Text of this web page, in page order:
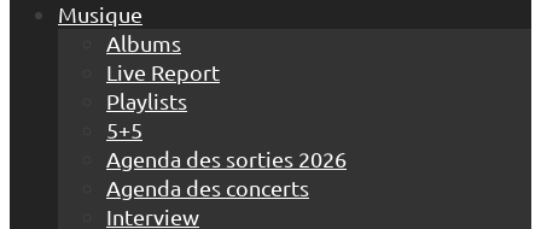
Musique
Albums
Live Report
Playlists
5+5
Agenda des sorties 2026
Agenda des concerts
Interview